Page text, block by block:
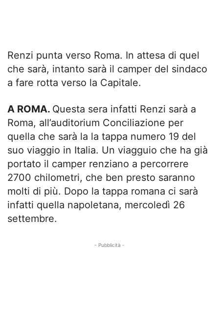
Renzi punta verso Roma. In attesa di quel
che sarà, intanto sarà il camper del sindaco
a fare rotta verso la Capitale.
A ROMA. Questa sera infatti Renzi sarà a
Roma, all’auditorium Conciliazione per
quella che sarà la la tappa numero 19 del
suo viaggio in Italia. Un viagguio che ha già
portato il camper renziano a percorrere
2700 chilometri, che ben presto saranno
molti di più. Dopo la tappa romana ci sarà
infatti quella napoletana, mercoledì 26
settembre.
- Pubblicità -